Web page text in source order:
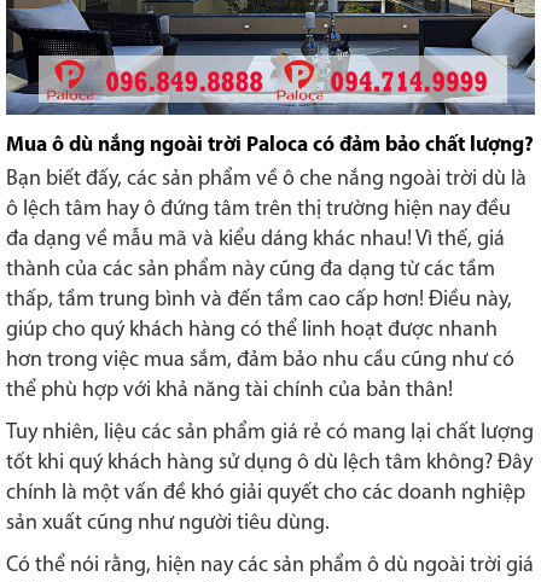
Mua ô dù nắng ngoài trời Paloca có đảm bảo chất lượng?
Bạn biết đấy, các sản phẩm về ô che nắng ngoài trời dù là
ô lệch tâm hay ô đứng tâm trên thị trường hiện nay đều
đa dạng về mẫu mã và kiểu dáng khác nhau! Vì thế, giá
thành của các sản phẩm này cũng đa dạng từ các tầm
thấp, tầm trung bình và đến tầm cao cấp hơn! Điều này,
giúp cho quý khách hàng có thể linh hoạt được nhanh
hơn trong việc mua sắm, đảm bảo nhu cầu cũng như có
thể phù hợp với khả năng tài chính của bản thân!
Tuy nhiên, liệu các sản phẩm giá rẻ có mang lại chất lượng
tốt khi quý khách hàng sử dụng ô dù lệch tâm không? Đây
chính là một vấn đề khó giải quyết cho các doanh nghiệp
sản xuất cũng như người tiêu dùng.
Có thể nói rằng, hiện nay các sản phẩm ô dù ngoài trời giá